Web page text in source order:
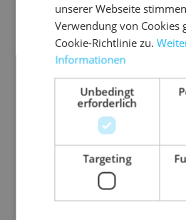
unserer Webseite
Verwendung von Cookies
Cookie-Richtlinie zu.
Informationen
Unbedingt
erforderlich
Targeting